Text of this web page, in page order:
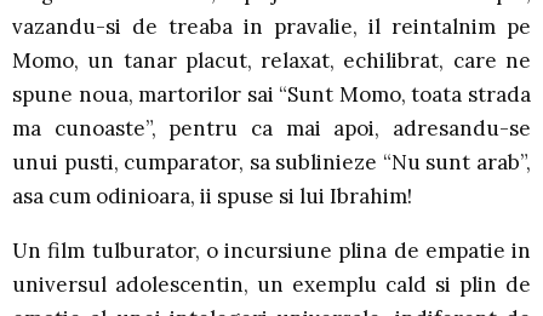
vazandu-si de treaba in pravalie, il reintalnim pe
Momo, un tanar placut, relaxat, echilibrat, care ne
spune noua, martorilor sai “Sunt Momo, toata strada
ma cunoaste”, pentru ca mai apoi, adresandu-se
unui pusti, cumparator, sa sublinieze “Nu sunt arab”,
asa cum odinioara, ii spuse si lui Ibrahim!
Un film tulburator, o incursiune plina de empatie in
universul adolescentin, un exemplu cald si plin de